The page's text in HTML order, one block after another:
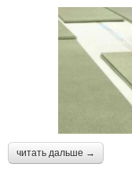
читать дальше →